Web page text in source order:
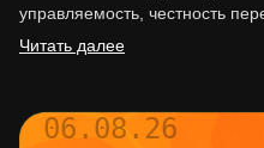
управляемость, честность
действовать по…
Читать далее
06.08.26